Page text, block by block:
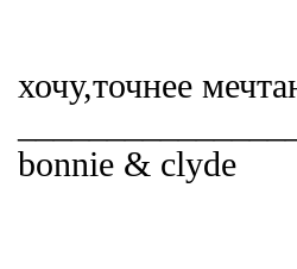
хочу,точнее
bonnie & clyde